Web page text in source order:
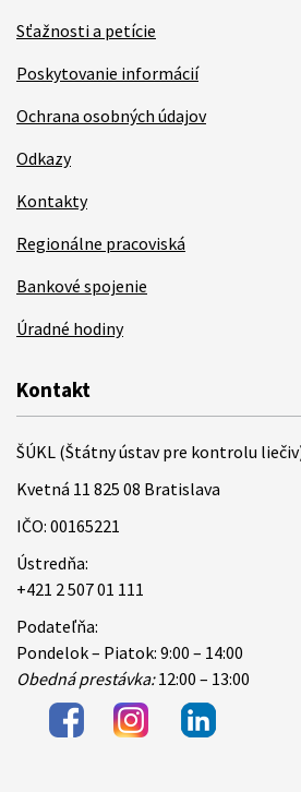
Sťažnosti a petície
Poskytovanie informácií
Ochrana osobných údajov
Odkazy
Kontakty
Regionálne pracoviská
Bankové spojenie
Úradné hodiny
Kontakt
ŠÚKL (Štátny ústav pre kontrolu
Kvetná 11 825 08 Bratislava
IČO: 00165221
Ústredňa:
+421 2 507 01 111
Podateľňa:
Pondelok – Piatok: 9:00 – 14:00
Obedná prestávka:12:00 – 13:00